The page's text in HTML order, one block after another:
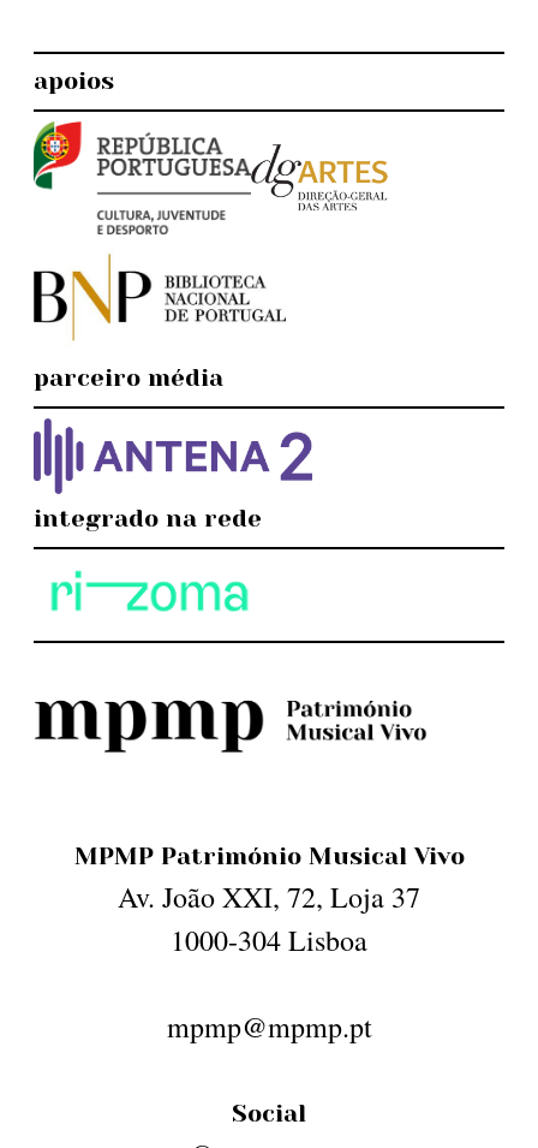
apoios
parceiro média
integrado na rede
MPMP Património Musical Vivo
Av. João XXI, 72, Loja 37
1000-304 Lisboa
mpmp@mpmp.pt
Social